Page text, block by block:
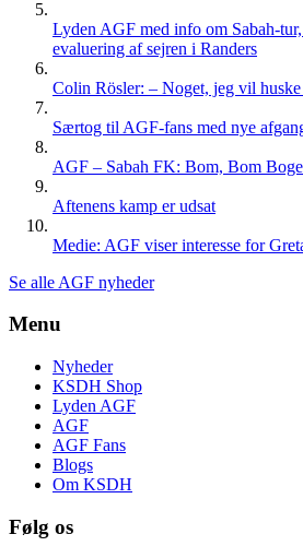
Lyden AGF med info om Sabah-
evaluering af sejren i Randers
Colin Rösler: – Noget, jeg vil
Særtog til AGF-fans med nye
AGF – Sabah FK: Bom, Bom
Aftenens kamp er udsat
Medie: AGF viser interesse for
Se alle AGF nyheder
Menu
Nyheder
KSDH Shop
Lyden AGF
AGF
AGF Fans
Blogs
Om KSDH
Følg os